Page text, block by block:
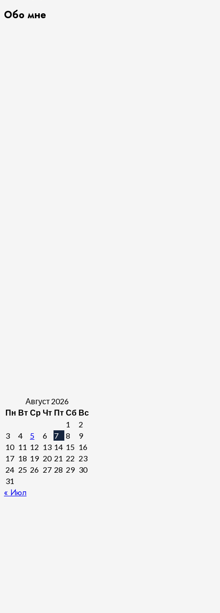
Обо мне
Август 2026
Пн Вт Ср Чт Пт Сб Вс
1
2
3
4 5 6 7 8
9
10 11 12 13 14 15 16
17 18 19 20 21 22 23
24 25 26 27 28 29 30
31
« Июл